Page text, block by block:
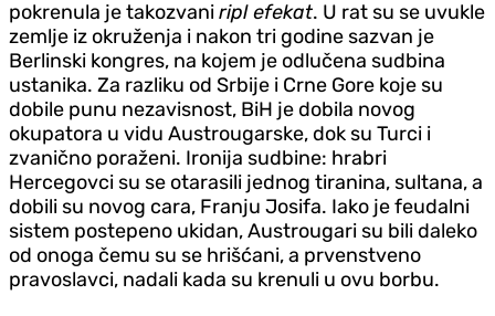
pokrenula je takozvaniripl efekat. U rat su se uvukle
zemlje iz okruženja i nakon tri godine sazvan je
Berlinski kongres, na kojem je odlučena sudbina
ustanika. Za razliku od Srbije i Crne Gore koje su
dobile punu nezavisnost, BiH je dobila novog
okupatora u vidu Austrougarske, dok su Turci i
zvanično poraženi. Ironija sudbine: hrabri
Hercegovci su se otarasili jednog tiranina, sultana, a
dobili su novog cara, Franju Josifa. Iako je feudalni
sistem postepeno ukidan, Austrougari su bili daleko
od onoga čemu su se hrišćani, a prvenstveno
pravoslavci, nadali kada su krenuli u ovu borbu.